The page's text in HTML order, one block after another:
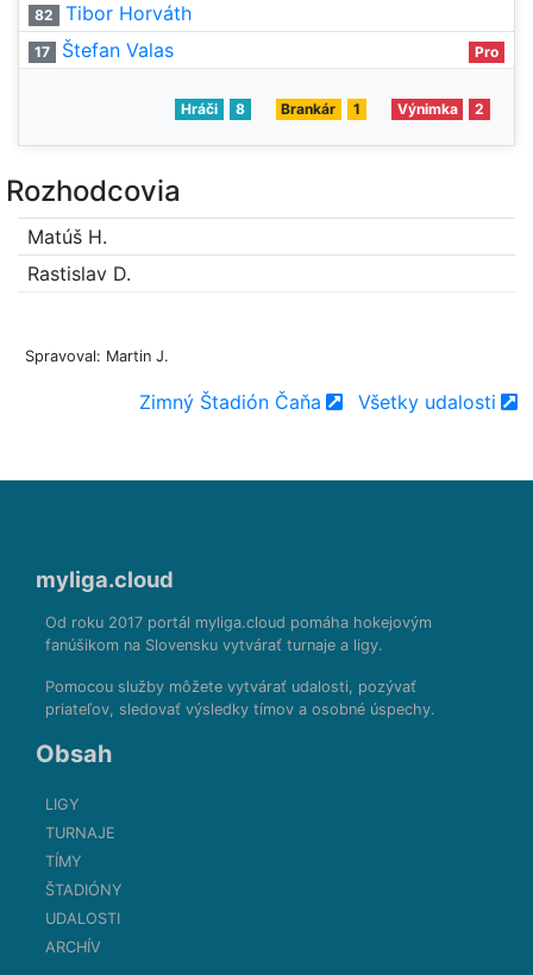
82 Tibor Horváth
17 Štefan Valas Pro
Hráči 8 Brankár 1 Výnimka 2
Rozhodcovia
Matúš H.
Rastislav D.
Spravoval: Martin J.
Zimný Štadión Čaňa Všetky udalosti
myliga.cloud
Od roku 2017 portál myliga.cloud pomáha hokejovým
fanúšikom na Slovensku vytvárať turnaje a ligy.
Pomocou služby môžete vytvárať udalosti, pozývať
priateľov, sledovať výsledky tímov a osobné úspechy.
Obsah
LIGY
TURNAJE
TÍMY
ŠTADIÓNY
UDALOSTI
ARCHÍV